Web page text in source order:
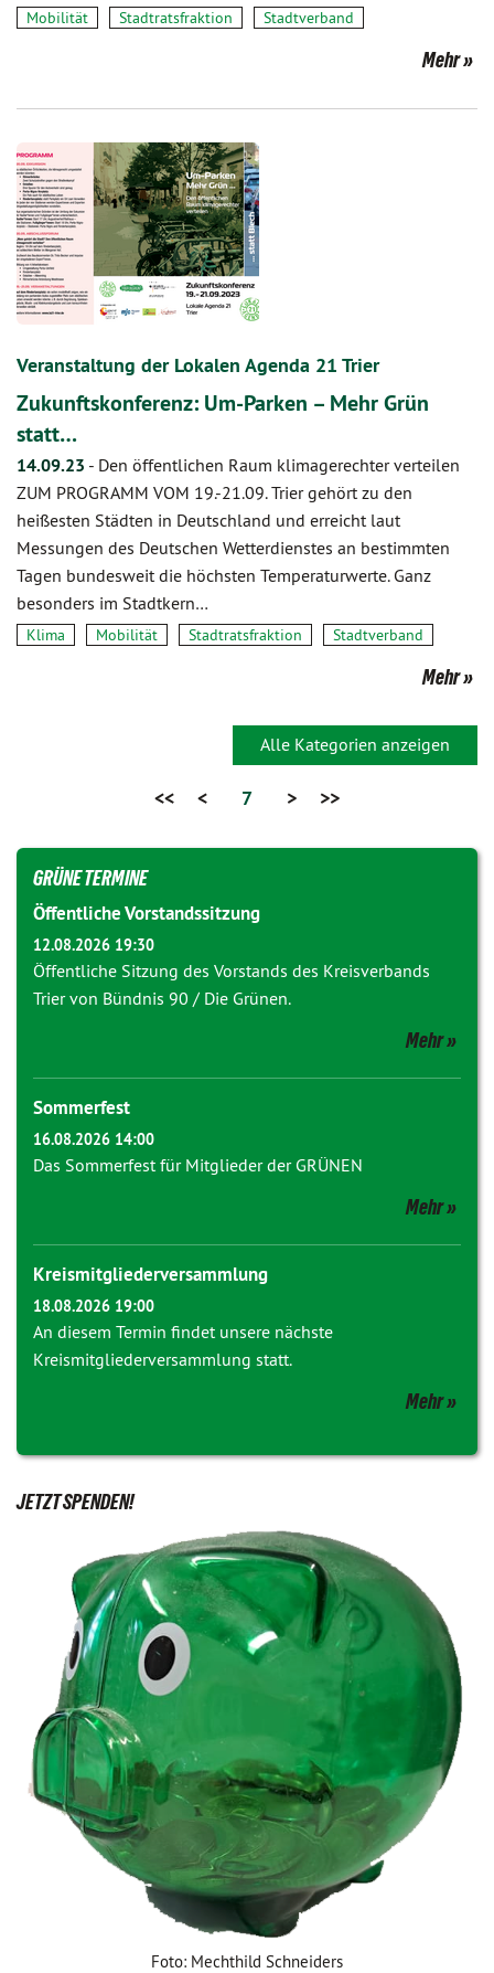
Mobilität Stadtratsfraktion Stadtverband
Mehr
Veranstaltung der Lokalen Agenda 21 Trier
Zukunftskonferenz: Um-Parken – Mehr Grün
statt…
14.09.23 - Den öffentlichen Raum klimagerechter verteilen
ZUM PROGRAMM VOM 19.-21.09. Trier gehört zu den
heißesten Städten in Deutschland und erreicht laut
Messungen des Deutschen Wetterdienstes an bestimmten
Tagen bundesweit die höchsten Temperaturwerte. Ganz
besonders im Stadtkern…
Klima Mobilität Stadtratsfraktion Stadtverband
Mehr
Alle Kategorien anzeigen
<< < 7 > >>
GRÜNE TERMINE
Öffentliche Vorstandssitzung
12.08.2026 19:30
Öffentliche Sitzung des Vorstands des Kreisverbands
Trier von Bündnis 90 / Die Grünen.
Mehr
Sommerfest
16.08.2026 14:00
Das Sommerfest für Mitglieder der GRÜNEN
Mehr
Kreismitgliederversammlung
18.08.2026 19:00
An diesem Termin findet unsere nächste
Kreismitgliederversammlung statt.
Mehr
JETZT SPENDEN!
Foto: Mechthild Schneiders